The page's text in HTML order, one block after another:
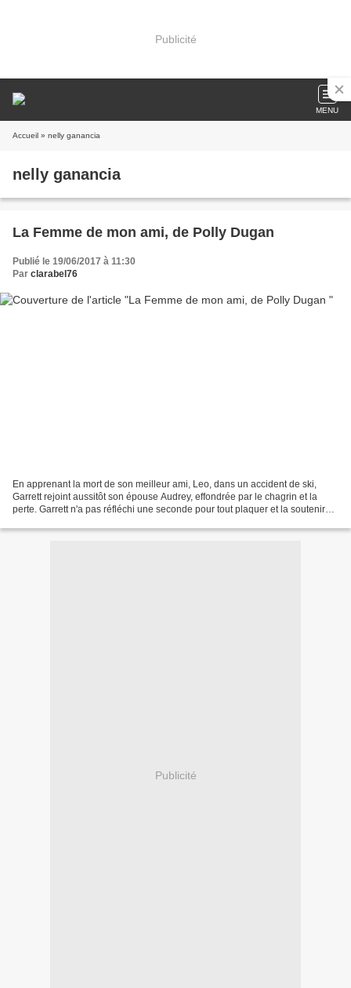
Publicité
MENU
Accueil » nelly ganancia
nelly ganancia
La Femme de mon ami, de Polly Dugan
Publié le 19/06/2017 à 11:30
Par clarabel76
En apprenant la mort de son meilleur ami, Leo, dans un accident de ski,
Garrett rejoint aussitôt son épouse Audrey, effondrée par le chagrin et la
perte. Garrett n'a pas réfléchi une seconde pour tout plaquer et la soutenir
Publicité